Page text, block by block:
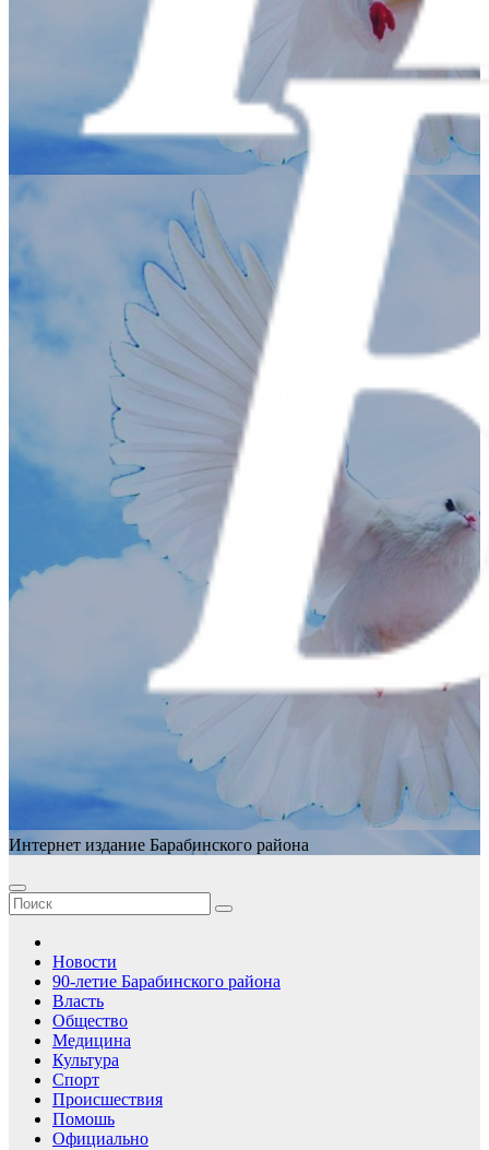
Интернет издание Барабинского района
Новости
90-летие Барабинского района
Власть
Общество
Медицина
Культура
Спорт
Происшествия
Помошь
Официально